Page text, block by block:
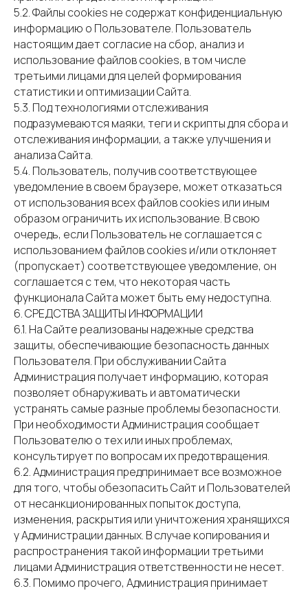
5.2. Файлы cookies не содержат конфиденциальную
информацию о Пользователе. Пользователь
настоящим дает согласие на сбор, анализ и
использование файлов cookies, в том числе
третьими лицами для целей формирования
статистики и оптимизации Сайта.
5.3. Под технологиями отслеживания
подразумеваются маяки, теги и скрипты для сбора и
отслеживания информации, а также улучшения и
анализа Сайта.
5.4. Пользователь, получив соответствующее
уведомление в своем браузере, может отказаться
от использования всех файлов cookies или иным
образом ограничить их использование. В свою
очередь, если Пользователь не соглашается с
использованием файлов cookies и/или отклоняет
(пропускает) соответствующее уведомление, он
соглашается с тем, что некоторая часть
функционала Сайта может быть ему недоступна.
6. СРЕДСТВА ЗАЩИТЫ ИНФОРМАЦИИ
6.1. На Сайте реализованы надежные средства
защиты, обеспечивающие безопасность данных
Пользователя. При обслуживании Сайта
Администрация получает информацию, которая
позволяет обнаруживать и автоматически
устранять самые разные проблемы безопасности.
При необходимости Администрация сообщает
Пользователю о тех или иных проблемах,
консультирует по вопросам их предотвращения.
6.2. Администрация предпринимает все возможное
для того, чтобы обезопасить Сайт и Пользователей
от несанкционированных попыток доступа,
изменения, раскрытия или уничтожения хранящихся
у Администрации данных. В случае копирования и
распространения такой информации третьими
лицами Администрация ответственности не несет.
6.3. Помимо прочего, Администрация принимает